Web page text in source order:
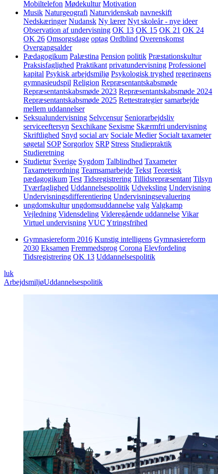
Mobiltelefon Mødekultur Motivation
Musik Naturgeografi Naturvidenskab navneskift
Nedskæringer Nudansk Ny lærer Nyt skoleår - nye ideer
Observation af undervisning OK 13 OK 15 OK 21 OK 24
OK 26 Omsorgsdage optag Ordblind Overenskomst
Overgangsalder
Pædagogikum Palæstina Pension politik Præstationskultur
Praksisfaglighed Praktikant privatundervisning Professionel
kapital Psykisk arbejdsmiljø Psykologisk tryghed regeringens
gymnasieudspil Religion Repræsentantskabsmøde
Repræsentantskabsmøde 2023 Repræsentantskabsmøde 2024
Repræsentantskabsmøde 2025 Rettestrategier samarbejde
mellem uddannelser
Seksualundervisning Selvcensur Seniorarbejdsliv
serviceeftersyn Sexchikane Sexisme Skærmfri undervisning
Skriftlighed Snyd social arv Sociale Medier Socialt taxameter
søgetal SOP Sorgorlov SRP Stress Studiepraktik
Studieretning
Studietur Sverige Sygdom Talblindhed Taxameter
Taxameterordning Teamsamarbejde Tekst Teoretisk
pædagogikum Test Tidsregistrering Tillidsrepræsentant Tilsyn
Tværfaglighed Uddannelsespolitik Udveksling Undervisning
Undervisningsdifferentiering Undervisningsevaluering
ungdomskultur ungdomsuddannelse valg Valgkamp
Vejledning Vidensdeling Videregående uddannelse Vikar
Virtuel undervisning VUC Ytringsfrihed
Gymnasiereform 2016 Kunstig intelligens Gymnasiereform
2030 Eksamen Fremmedsprog Corona Elevfordeling
Tidsregistrering OK 13 Uddannelsespolitik
luk
ArbejdsmiljøUddannelsespolitik